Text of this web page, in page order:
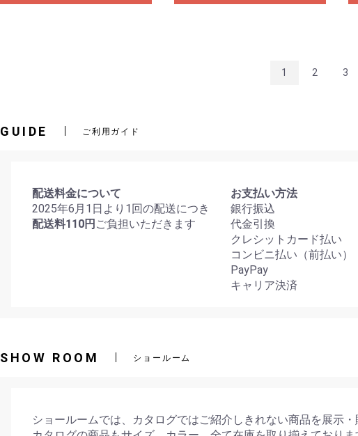
1 2 3
GUIDE ご利用ガイド
配送料金について
2025年6月1日より1回の配送につき
配送料110円 ご負担いただきます
お支払い方法
銀行振込
代金引換
クレシットカード払い
コンビニ払い（前払い）
PayPay
キャリア決済
SHOW ROOM ショールーム
ショールームでは、カタログではご紹介しきれない商品を展示・